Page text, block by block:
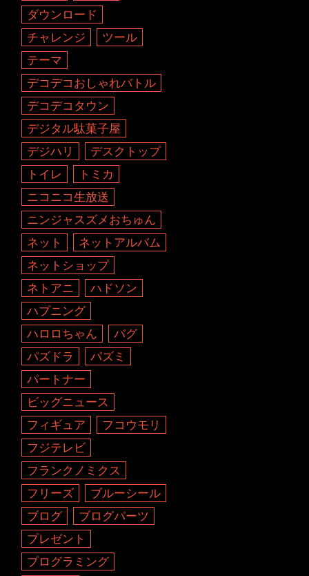
ダウンロード
チャレンジ
ツール
テーマ
デコデコおしゃれバトル
デコデコタウン
デジタル駄菓子屋
デジハリ
デスクトップ
トイレ
トミカ
ニコニコ生放送
ニンジャスズメおちゅん
ネット
ネットアルバム
ネットショップ
ネトアニ
ハドソン
ハプニング
ハロロちゃん
バグ
パズドラ
パズミ
パートナー
ビッグニュース
フィギュア
フコウモリ
フジテレビ
フランクノミクス
フリーズ
ブルーシール
ブログ
ブログパーツ
プレゼント
プログラミング